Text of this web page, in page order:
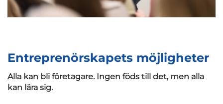
Entreprenörskapets möjligheter
Alla kan bli företagare. Ingen föds till det, men alla
kan lära sig.